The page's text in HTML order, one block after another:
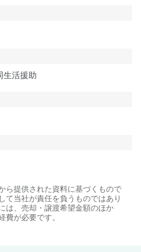
生活援助
ら提供された資料に基づくもので
て当社が責任を負うものではあり
は、売却・譲渡希望金額のほか
が必要です。